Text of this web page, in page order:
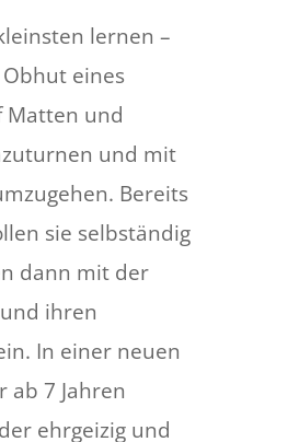
lernen –
eines
Matten und
und mit
Bereits
sie selbständig
dann mit der
ihren
In einer neuen
ab 7 Jahren
ehrgeizig und